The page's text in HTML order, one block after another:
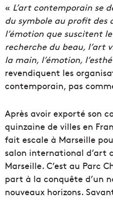
« L’art contemporain se
du symbole au profit des
l’émotion que suscitent
recherche du beau, l’art
la main, l’émotion,
revendiquent les
contemporain, pas
Après avoir exporté son
quinzaine de villes en
fait escale à Marseille
salon international d’art
Marseille. C’est au Parc
part à la conquête d’un
nouveaux horizons.